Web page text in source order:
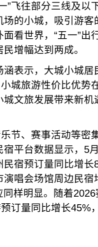
”飞往部分三线及以
的小城，吸引游
看世界，“五一”出
增幅达到两成。
表示，大城小城
城旅游性价比优势
文旅发展带来新
节、赛事活动等密
平台数据显示，5
宿预订量同比增
唱会场馆周边民
样明显。随着2026
订量同比增长45%